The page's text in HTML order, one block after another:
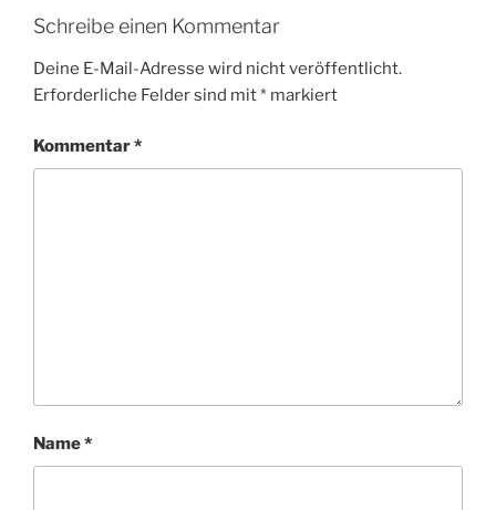
Schreibe einen Kommentar
Deine E-Mail-Adresse wird nicht veröffentlicht.
Erforderliche Felder sind mit* markiert
Kommentar*
Name*